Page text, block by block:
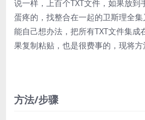
说一样，上百个TXT文件，如果放到
蛋疼的，找整合在一起的卫斯理全
能自己想办法，把所有TXT文件集成
果复制粘贴，也是很费事的，现将方
方法/步骤